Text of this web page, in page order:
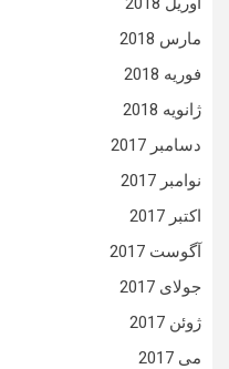
مارس 2018
فوریه 2018
ژانویه 2018
دسامبر 2017
نوامبر 2017
اکتبر 2017
آگوست 2017
جولای 2017
ژوئن 2017
می 2017